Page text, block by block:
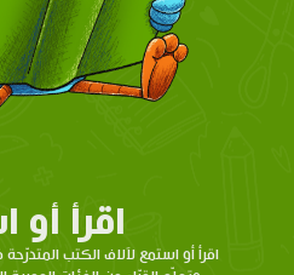
اقرأ أو
اقرأ أو استمع لآلاف الكتب